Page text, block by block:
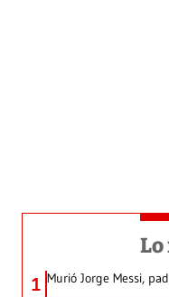
1 Murió Jorge Messi,